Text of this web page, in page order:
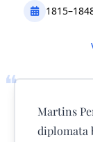
❝
Martins
diplomata